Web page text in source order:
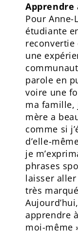
Apprendre
Pour Anne-
étudiante
reconvertie
une
parole en
voire une
ma famille,
mère a
comme si
d’elle-
je
phrases
laisser
très
apprendre
moi-même